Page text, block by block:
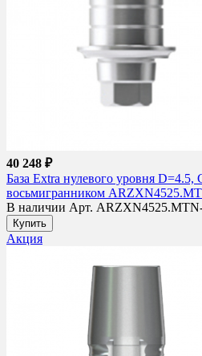
40 248 ₽
База Extra нулевого уровня D=4.5,
восьмигранником
В наличии Арт.
Купить
Акция